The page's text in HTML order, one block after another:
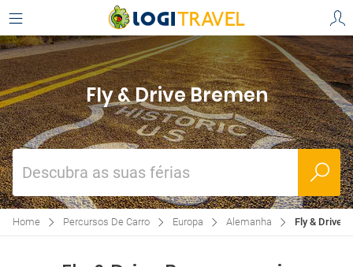
Fly & Drive Bremen
Descubra as suas férias
Home Percursos De Carro Europa Alemanha Fly & Drive